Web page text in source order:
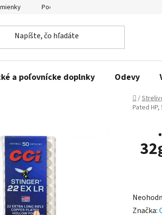
Podmienky ochrany osobných údajov
a poľovnícke doplnky Odevy
Domov
/
Pated HP,
Značka: